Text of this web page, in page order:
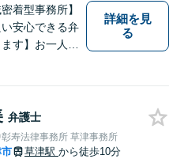
応可】
着型事務所】
い安心できる弁
す】お一人お
はできないき
力。お気軽に
！
詳細を見
る
弁護士
寿法律事務所 草津事務所
草津駅 から徒歩10分